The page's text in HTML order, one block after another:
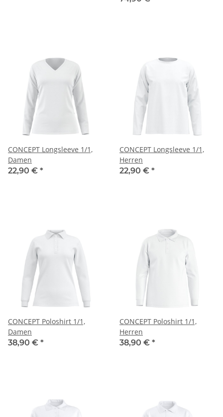
CONCEPT Longsleeve 1/1,
Damen
22,90 € *
CONCEPT Longsleeve 1/1,
Herren
22,90 € *
CONCEPT Poloshirt 1/1,
Damen
38,90 € *
CONCEPT Poloshirt 1/1,
Herren
38,90 € *